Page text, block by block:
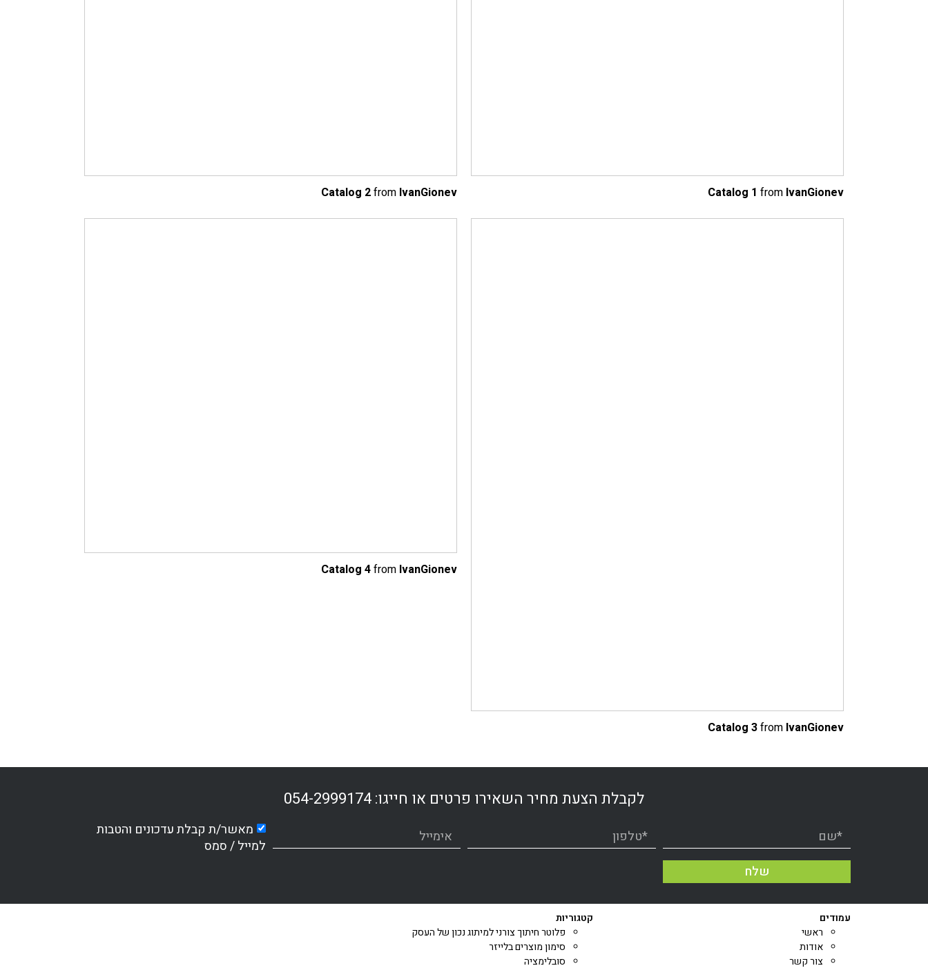
Catalog 1 from IvanGionev
Catalog 2from IvanGionev
Catalog 3from IvanGionev
Catalog 4from IvanGionev
לקבלת הצעת מחיר השאירו פרטים או חייגו:054-2999174
מאשר/ת קבלת עדכונים והטבות
למייל / סמס
שלח
עמודים
ראשי
אודות
צור קשר
קטגוריות
פלוטר חיתוך צורני למיתוג נכון של העסק
סימון מוצרים בלייזר
סובלימציה